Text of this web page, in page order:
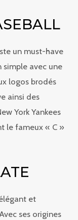
un must-have
simple avec une
logos brodés
ainsi des
York Yankees
le fameux « C »
et
ses origines